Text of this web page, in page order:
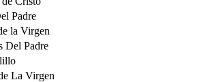
Padre
la Virgen
Del Padre
La Virgen